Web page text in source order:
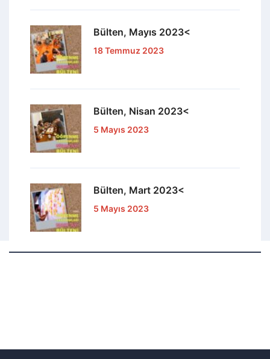
Bülten, Mayıs 2023<
18 Temmuz 2023
Bülten, Nisan 2023<
5 Mayıs 2023
Bülten, Mart 2023<
5 Mayıs 2023